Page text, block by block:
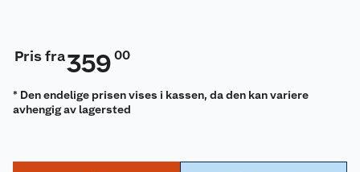
Pris fra359 00
* Den endelige prisen vises i kassen, da den kan variere
avhengig av lagersted